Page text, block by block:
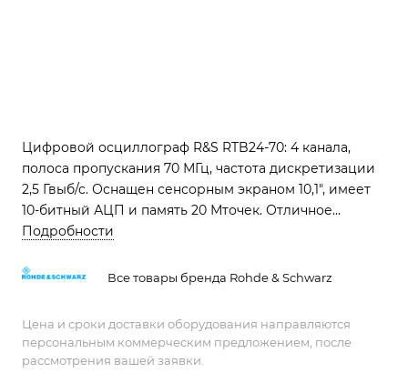
Цифровой осциллограф R&S RTB24-70: 4 канала,
полоса пропускания 70 МГц, частота дискретизации
2,5 Гвыб/с. Оснащен сенсорным экраном 10,1", имеет
10-битный АЦП и память 20 Мточек. Отличное
решение для образования и сервиса.
Подробности
Все товары бренда Rohde & Schwarz
Цена и сроки доставки оборудования направляются
персональным коммерческим предложением, после
рассмотрения вашей заявки.